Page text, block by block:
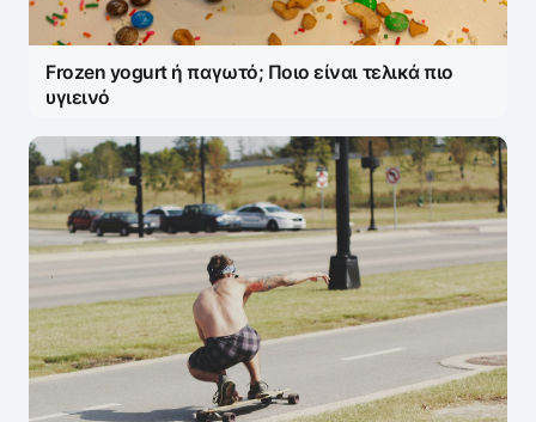
Frozen yogurt ή παγωτό; Ποιο είναι τελικά πιο
υγιεινό